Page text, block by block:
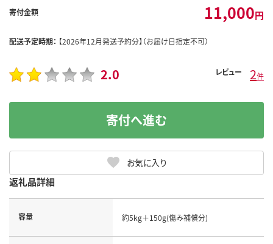
寄付金額 11,000円
配送予定時期： 【2026年12月発送予約分】（お届け日指定不可）
2.0 レビュー 2件
お気に入り
寄付へ進む
返礼品詳細
容量 約5kg＋150g(傷み補償分)